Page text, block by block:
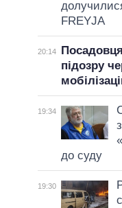
FREYJA
20:14
підозру
19:34
до суду
19:30